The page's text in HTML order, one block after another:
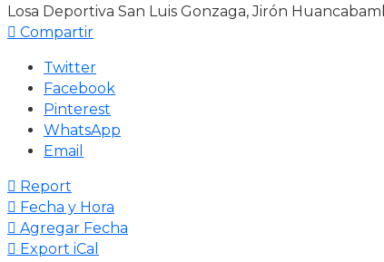
Losa Deportiva San Luis Gonzaga, Jirón
Compartir
Twitter
Facebook
Pinterest
WhatsApp
Email
Report
Fecha y Hora
Agregar Fecha
Export iCal